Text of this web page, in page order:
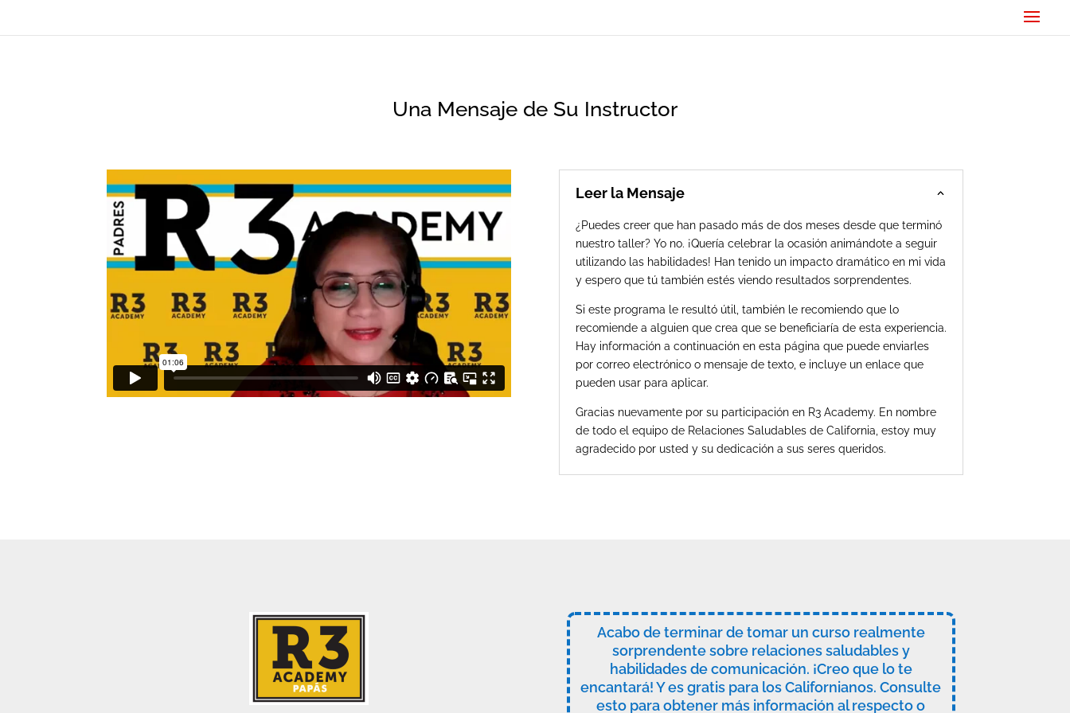
Una Mensaje de Su Instructor
Leer la Mensaje
¿Puedes creer que han pasado más de dos meses desde que terminó
nuestro taller? Yo no. ¡Quería celebrar la ocasión animándote a seguir
utilizando las habilidades! Han tenido un impacto dramático en mi vida
y espero que tú también estés viendo resultados sorprendentes.
Si este programa le resultó útil, también le recomiendo que lo
recomiende a alguien que crea que se beneficiaría de esta experiencia.
Hay información a continuación en esta página que puede enviarles
por correo electrónico o mensaje de texto, e incluye un enlace que
pueden usar para aplicar.
Gracias nuevamente por su participación en R3 Academy. En nombre
de todo el equipo de Relaciones Saludables de California, estoy muy
agradecido por usted y su dedicación a sus seres queridos.
Acabo de terminar de tomar un curso realmente
sorprendente sobre relaciones saludables y
habilidades de comunicación. ¡Creo que lo te
encantará! Y es gratis para los Californianos. Consulte
esto para obtener más información al respecto o